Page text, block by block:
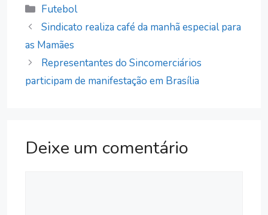
Categorias
Futebol
Sindicato realiza café da manhã especial para
as Mamães
Representantes do Sincomerciários
participam de manifestação em Brasília
Deixe um comentário